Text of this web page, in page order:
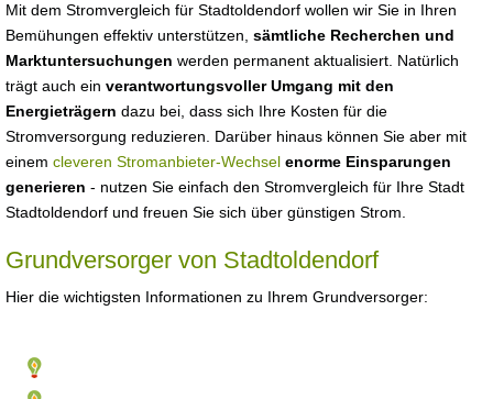
Mit dem Stromvergleich für Stadtoldendorf wollen wir Sie in Ihren
Bemühungen effektiv unterstützen, sämtliche Recherchen und
Marktuntersuchungen werden permanent aktualisiert. Natürlich
trägt auch ein verantwortungsvoller Umgang mit den
Energieträgern dazu bei, dass sich Ihre Kosten für die
Stromversorgung reduzieren. Darüber hinaus können Sie aber mit
einem cleveren Stromanbieter-Wechsel enorme Einsparungen
generieren - nutzen Sie einfach den Stromvergleich für Ihre Stadt
Stadtoldendorf und freuen Sie sich über günstigen Strom.
Grundversorger von Stadtoldendorf
Hier die wichtigsten Informationen zu Ihrem Grundversorger: